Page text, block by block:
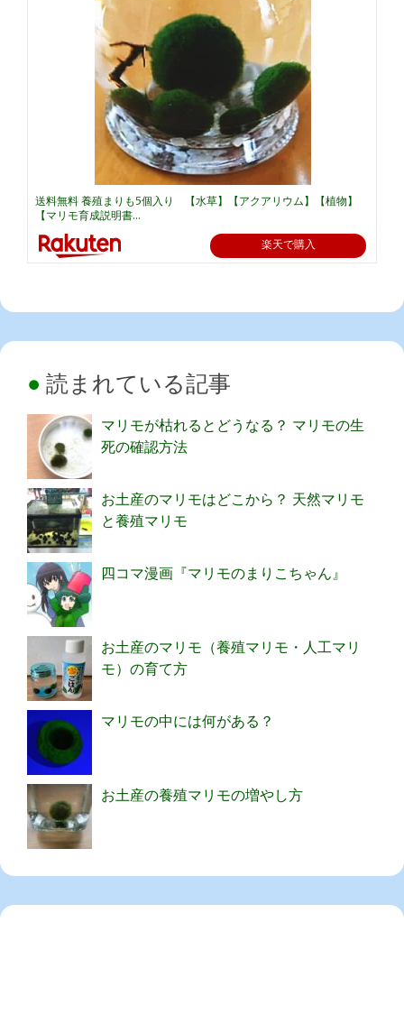
送料無料 養殖まりも5個入り 【水草】【アクアリウム】【植物】
【マリモ育成説明書...
楽天で購入
読まれている記事
マリモが枯れるとどうなる？ マリモの生
死の確認方法
お土産のマリモはどこから？ 天然マリモ
と養殖マリモ
四コマ漫画『マリモのまりこちゃん』
お土産のマリモ（養殖マリモ・人工マリ
モ）の育て方
マリモの中には何がある？
お土産の養殖マリモの増やし方